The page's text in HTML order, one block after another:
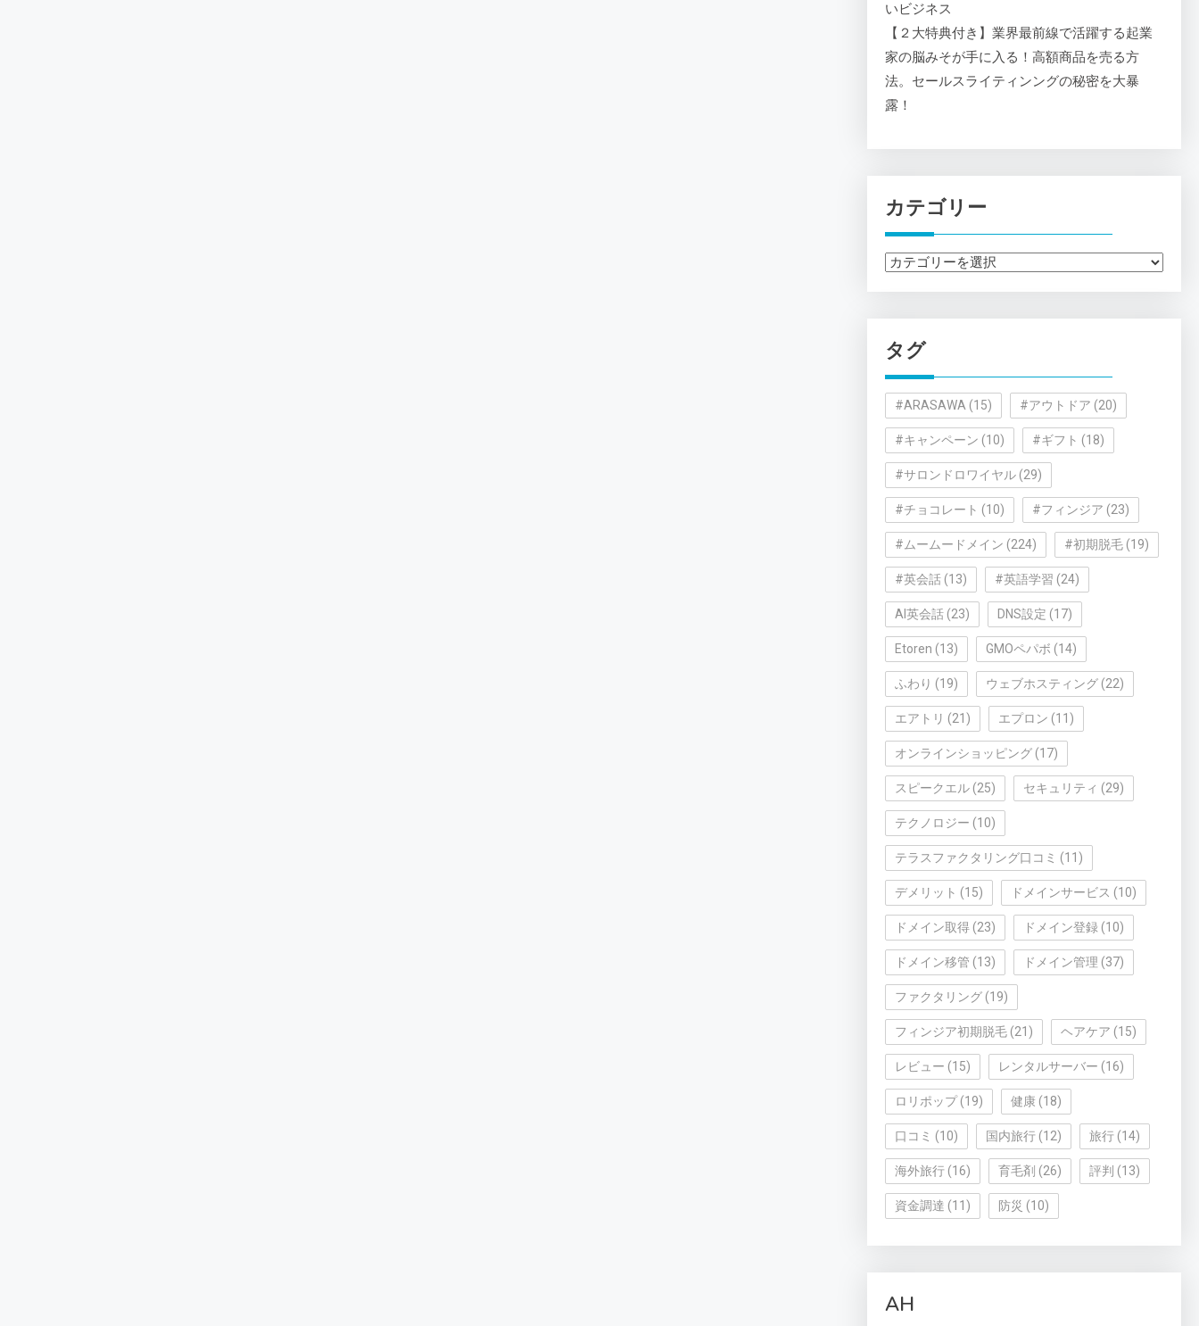
いビジネス
【２大特典付き】業界最前線で活躍する起業
家の脳みそが手に入る！高額商品を売る方
法。セールスライティンングの秘密を大暴
露！
カテゴリー
カ
ー
タグ
#ARASAWA (15) #アウトドア (20)
#キャンペーン (10) #ギフト (18)
#サロンドロワイヤル(29)
#チョコレート (10) #フィンジア (23)
#ムームードメイン (224) #初期脱毛(19)
#英会話(13) #英語学習 (24)
AI英会話(23) DNS設定 (17)
Etoren (13) GMOペパボ (14)
ふわり (19) ウェブホスティング(22)
エアトリ (21) エプロン (11)
オンラインショッピング(17)
スピークエル(25) セキュリティ (29)
テクノロジー (10)
テラスファクタリング口コミ (11)
デメリット (15) ドメインサービス (10)
ドメイン取得(23) ドメイン登録 (10)
ドメイン移管 (13) ドメイン管理 (37)
ファクタリング(19)
フィンジア初期脱毛(21) ヘアケア (15)
レビュー (15) レンタルサーバー (16)
ロリポップ(19) 健康(18)
口コミ (10) 国内旅行(12) 旅行(14)
海外旅行(16) 育毛剤 (26) 評判 (13)
資金調達 (11) 防災 (10)
AH